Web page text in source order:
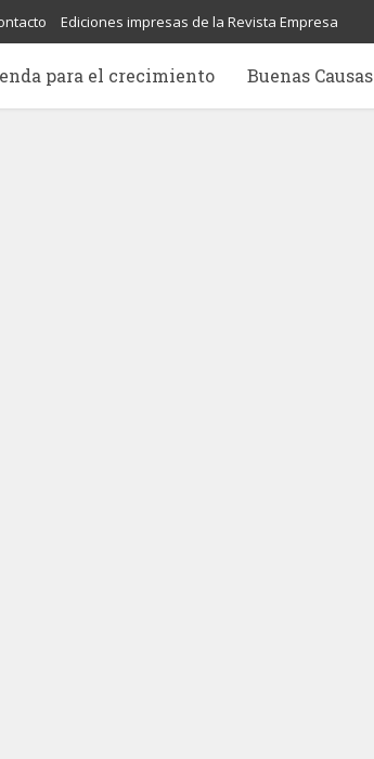
Ediciones impresas de la Revista Empresa
para el crecimiento Buenas Causas